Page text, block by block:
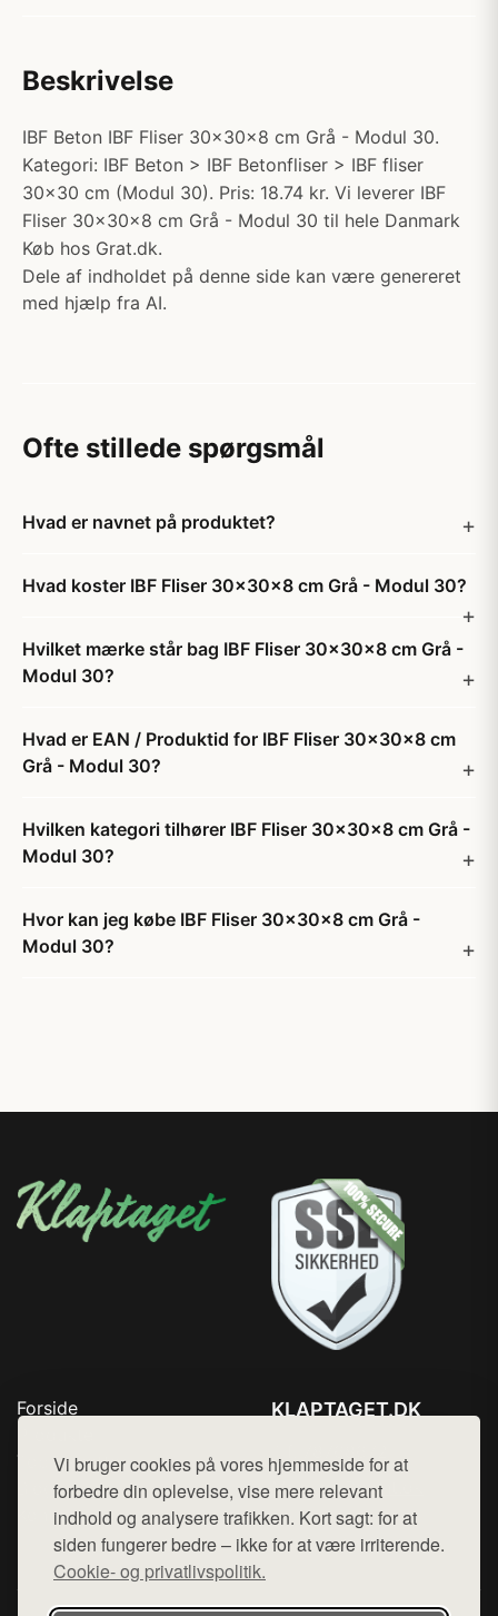
Vi bruger cookies på vores hjemmeside for at
forbedre din oplevelse, vise mere relevant
indhold og analysere trafikken. Kort sagt: for at
siden fungerer bedre – ikke for at være irriterende.
Cookie- og privatlivspolitik.
Beskrivelse
IBF Beton IBF Fliser 30x30x8 cm Grå - Modul 30.
Kategori: IBF Beton > IBF Betonfliser > IBF fliser
30x30 cm (Modul 30). Pris: 18.74 kr. Vi leverer IBF
Fliser 30x30x8 cm Grå - Modul 30 til hele Danmark
Køb hos Grat.dk.
Dele af indholdet på denne side kan være genereret
med hjælp fra AI.
Ofte stillede spørgsmål
Hvad er navnet på produktet?
Hvad koster IBF Fliser 30x30x8 cm Grå - Modul 30?
Hvilket mærke står bag IBF Fliser 30x30x8 cm Grå -
Modul 30?
Hvad er EAN / Produktid for IBF Fliser 30x30x8 cm
Grå - Modul 30?
Hvilken kategori tilhører IBF Fliser 30x30x8 cm Grå -
Modul 30?
Hvor kan jeg købe IBF Fliser 30x30x8 cm Grå -
Modul 30?
Forside
Top Rabatter
Blog
Kontakt
KLAPTAGET.DK
Mail: hej@want.dk
Cookie- og privatlivspolitik